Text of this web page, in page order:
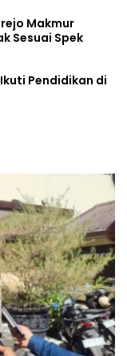
Makmur
Sesuai Spek
Pendidikan di